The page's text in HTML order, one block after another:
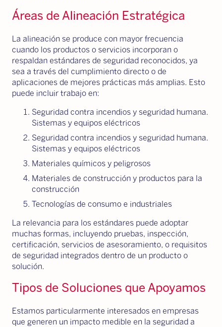
Áreas de Alineación Estratégica
La alineación se produce con mayor frecuencia
cuando los productos o servicios incorporan o
respaldan estándares de seguridad reconocidos, ya
sea a través del cumplimiento directo o de
aplicaciones de mejores prácticas más amplias. Esto
puede incluir trabajo en:
Seguridad contra incendios y seguridad humana.
Sistemas y equipos eléctricos
Seguridad contra incendios y seguridad humana.
Sistemas y equipos eléctricos
Materiales químicos y peligrosos
Materiales de construcción y productos para la
construcción
Tecnologías de consumo e industriales
La relevancia para los estándares puede adoptar
muchas formas, incluyendo pruebas, inspección,
certificación, servicios de asesoramiento, o requisitos
de seguridad integrados dentro de un producto o
solución.
Tipos de Soluciones que Apoyamos
Estamos particularmente interesados en empresas
que generen un impacto medible en la seguridad a